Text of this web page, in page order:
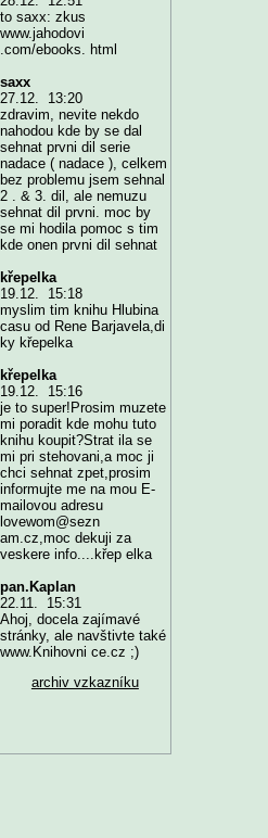
to saxx: zkus
www.jahodovi
.com/ebooks. html
saxx
27.12. 13:20
zdravim, nevite nekdo
nahodou kde by se dal
sehnat prvni dil serie
nadace ( nadace ), celkem
bez problemu jsem sehnal
2 . & 3. dil, ale nemuzu
sehnat dil prvni. moc by
se mi hodila pomoc s tim
kde onen prvni dil sehnat
křepelka
19.12. 15:18
myslim tim knihu Hlubina
casu od Rene Barjavela,di
ky křepelka
křepelka
19.12. 15:16
je to super!Prosim muzete
mi poradit kde mohu tuto
knihu koupit?Strat ila se
mi pri stehovani,a moc ji
chci sehnat zpet,prosim
informujte me na mou E-
mailovou adresu
lovewom@sezn
am.cz,moc dekuji za
veskere info....křep elka
pan.Kaplan
22.11. 15:31
Ahoj, docela zajímavé
stránky, ale navštivte také
www.Knihovni ce.cz ;)
archiv vzkazníku